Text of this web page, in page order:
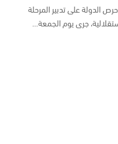
الدولة على تدبير المرحلة
جرى يوم الجمعة…